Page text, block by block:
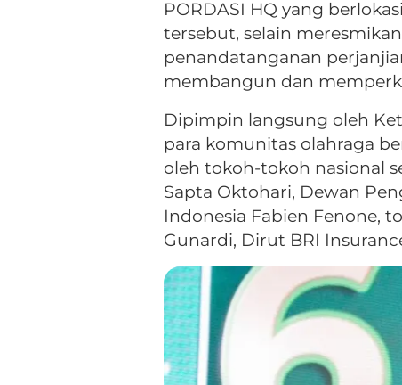
PORDASI HQ yang
tersebut, selain
penandatanganan
membangun dan
Dipimpin langsung oleh
para komunitas olahraga
oleh tokoh-tokoh nasional
Sapta Oktohari, Dewan
Indonesia Fabien Fenone,
Gunardi, Dirut BRI